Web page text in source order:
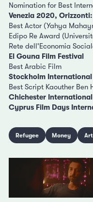
Nomination for Best
Venezia 2020, Orizzonti:
Best Actor (Yahya
Edipo Re Award
Rete dell'Economia
El Gouna Film Festival
Best Arabic Film
Stockholm International
Best Script Kaouther Ben
Chichester
Cyprus Film Days
Refugee Money Art